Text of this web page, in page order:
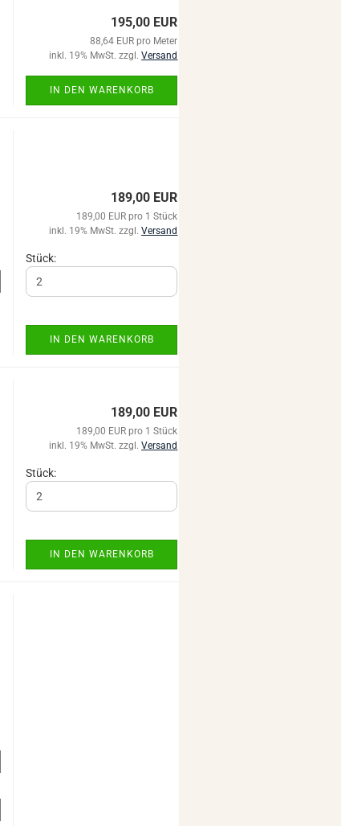
195,00 EUR
88,64 EUR pro Meter
inkl. 19% MwSt. zzgl.Versand
IN DEN WARENKORB
189,00 EUR
189,00 EUR pro 1 Stück
inkl. 19% MwSt. zzgl.Versand
Stück:
IN DEN WARENKORB
189,00 EUR
189,00 EUR pro 1 Stück
inkl. 19% MwSt. zzgl.Versand
Stück:
IN DEN WARENKORB